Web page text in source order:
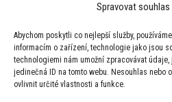
Spravovat
Abychom poskytli co nejlepší služby,
informacím o zařízení, technologie jako jsou
technologiemi nám umožní zpracovávat
jedinečná ID na tomto webu. Nesouhlas nebo
ovlivnit určité vlastnosti a funkce.
Web vytvořila firma
agenturou